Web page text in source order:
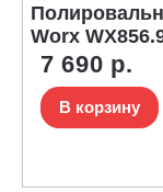
Worx
7 690 р.
В корзину